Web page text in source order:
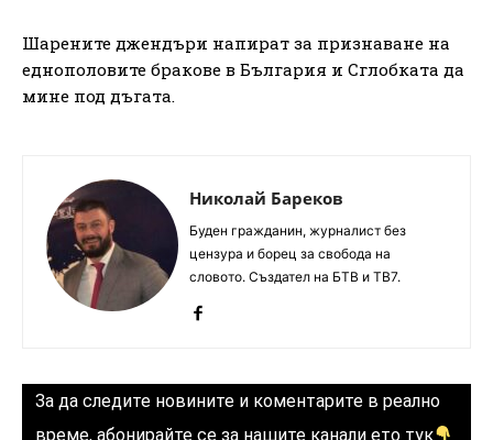
Шарените джендъри напират за признаване на
еднополовите бракове в България и Сглобката да
мине под дъгата.
Николай Бареков
Буден гражданин, журналист без
цензура и борец за свобода на
словото. Създател на БТВ и ТВ7.
За да следите новините и коментарите в реално
време, абонирайте се за нашите канали ето тук